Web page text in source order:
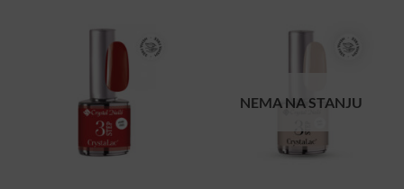
NEMA NA STANJU